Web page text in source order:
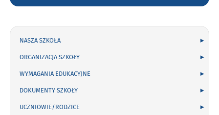
NASZA SZKOŁA
ORGANIZACJA SZKOŁY
WYMAGANIA EDUKACYJNE
DOKUMENTY SZKOŁY
UCZNIOWIE/RODZICE